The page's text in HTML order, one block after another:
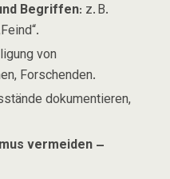
Begriffen: z. B.
von
Forschenden.
dokumentieren,
vermeiden –